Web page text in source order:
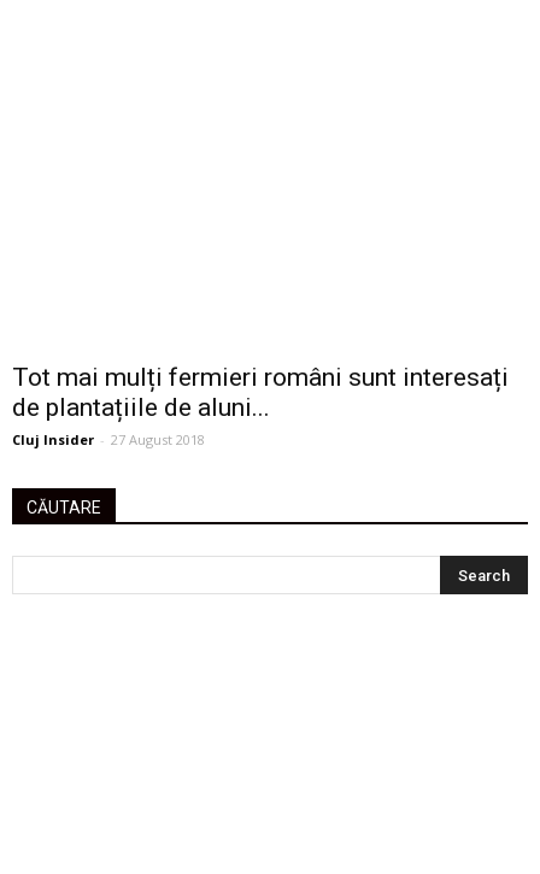
Tot mai mulți fermieri români sunt interesați
de plantațiile de aluni...
Cluj Insider - 27 August 2018
CĂUTARE